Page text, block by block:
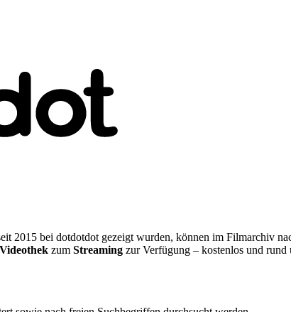
2015 bei dotdotdot gezeigt wurden, können im Filmarchiv
Videothek zum Streaming zur Verfügung – kostenlos und rund